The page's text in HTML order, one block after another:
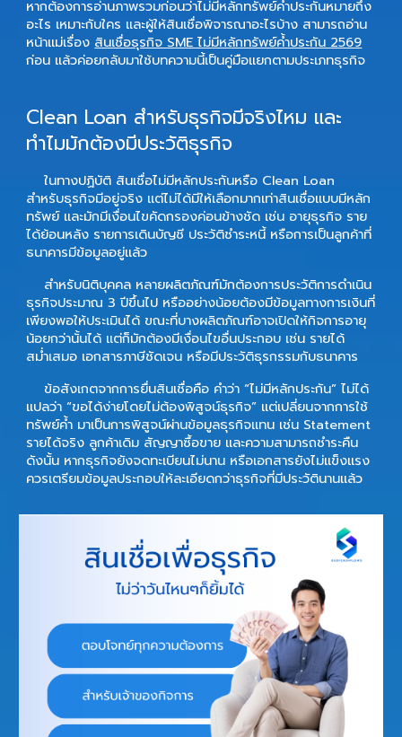
หากต้องการอ่านภาพรวมก่อนว่าไม่มีหลักทรัพย์ค้ำประกันหมายถึง
อะไร เหมาะกับใคร และผู้ให้สินเชื่อพิจารณาอะไรบ้าง สามารถอ่าน
หน้าแม่เรื่อง สินเชื่อธุรกิจ SME ไม่มีหลักทรัพย์ค้ำประกัน 2569
ก่อน แล้วค่อยกลับมาใช้บทความนี้เป็นคู่มือแยกตามประเภทธุรกิจ
Clean Loan สำหรับธุรกิจมีจริงไหม และ
ทำไมมักต้องมีประวัติธุรกิจ
ในทางปฏิบัติ สินเชื่อไม่มีหลักประกันหรือ Clean Loan
สำหรับธุรกิจมีอยู่จริง แต่ไม่ได้มีให้เลือกมากเท่าสินเชื่อแบบมีหลัก
ทรัพย์ และมักมีเงื่อนไขคัดกรองค่อนข้างชัด เช่น อายุธุรกิจ ราย
ได้ย้อนหลัง รายการเดินบัญชี ประวัติชำระหนี้ หรือการเป็นลูกค้าที่
ธนาคารมีข้อมูลอยู่แล้ว
สำหรับนิติบุคคล หลายผลิตภัณฑ์มักต้องการประวัติการดำเนิน
ธุรกิจประมาณ 3 ปีขึ้นไป หรืออย่างน้อยต้องมีข้อมูลทางการเงินที่
เพียงพอให้ประเมินได้ ขณะที่บางผลิตภัณฑ์อาจเปิดให้กิจการอายุ
น้อยกว่านั้นได้ แต่ก็มักต้องมีเงื่อนไขอื่นประกอบ เช่น รายได้
สม่ำเสมอ เอกสารภาษีชัดเจน หรือมีประวัติธุรกรรมกับธนาคาร
ข้อสังเกตจากการยื่นสินเชื่อคือ คำว่า “ไม่มีหลักประกัน” ไม่ได้
แปลว่า “ขอได้ง่ายโดยไม่ต้องพิสูจน์ธุรกิจ” แต่เปลี่ยนจากการใช้
ทรัพย์ค้ำ มาเป็นการพิสูจน์ผ่านข้อมูลธุรกิจแทน เช่น Statement
รายได้จริง ลูกค้าเดิม สัญญาซื้อขาย และความสามารถชำระคืน
ดังนั้น หากธุรกิจยังจดทะเบียนไม่นาน หรือเอกสารยังไม่แข็งแรง
ควรเตรียมข้อมูลประกอบให้ละเอียดกว่าธุรกิจที่มีประวัตินานแล้ว